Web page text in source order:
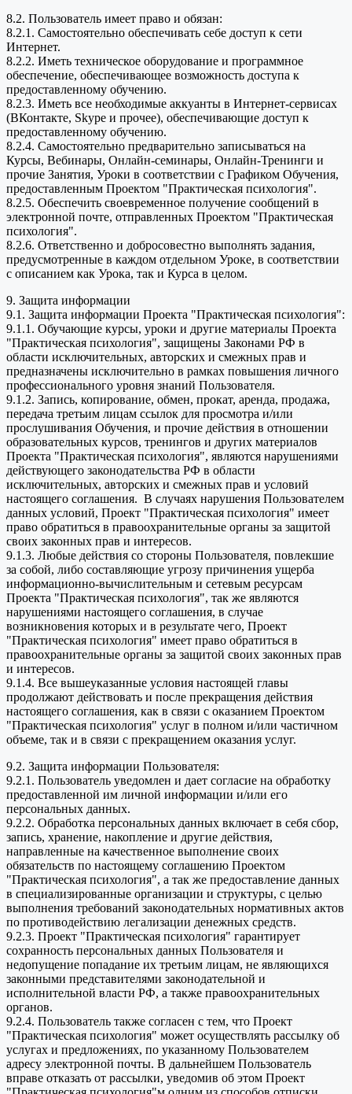
8.2. Пользователь имеет право и обязан:
8.2.1. Самостоятельно обеспечивать себе доступ к сети
Интернет.
8.2.2. Иметь техническое оборудование и программное
обеспечение, обеспечивающее возможность доступа к
предоставленному обучению.
8.2.3. Иметь все необходимые аккуанты в Интернет-сервисах
(ВКонтакте, Skype и прочее), обеспечивающие доступ к
предоставленному обучению.
8.2.4. Самостоятельно предварительно записываться на
Курсы, Вебинары, Онлайн-семинары, Онлайн-Тренинги и
прочие Занятия, Уроки в соответствии с Графиком Обучения,
предоставленным Проектом "Практическая психология".
8.2.5. Обеспечить своевременное получение сообщений в
электронной почте, отправленных Проектом "Практическая
психология".
8.2.6. Ответственно и добросовестно выполнять задания,
предусмотренные в каждом отдельном Уроке, в соответствии
с описанием как Урока, так и Курса в целом.
9. Защита информации
9.1. Защита информации Проекта "Практическая психология":
9.1.1. Обучающие курсы, уроки и другие материалы Проекта
"Практическая психология", защищены Законами РФ в
области исключительных, авторских и смежных прав и
предназначены исключительно в рамках повышения личного
профессионального уровня знаний Пользователя.
9.1.2. Запись, копирование, обмен, прокат, аренда, продажа,
передача третьим лицам ссылок для просмотра и/или
прослушивания Обучения, и прочие действия в отношении
образовательных курсов, тренингов и других материалов
Проекта "Практическая психология", являются нарушениями
действующего законодательства РФ в области
исключительных, авторских и смежных прав и условий
настоящего соглашения. В случаях нарушения Пользователем
данных условий, Проект "Практическая психология" имеет
право обратиться в правоохранительные органы за защитой
своих законных прав и интересов.
9.1.3. Любые действия со стороны Пользователя, повлекшие
за собой, либо составляющие угрозу причинения ущерба
информационно-вычислительным и сетевым ресурсам
Проекта "Практическая психология", так же являются
нарушениями настоящего соглашения, в случае
возникновения которых и в результате чего, Проект
"Практическая психология" имеет право обратиться в
правоохранительные органы за защитой своих законных прав
и интересов.
9.1.4. Все вышеуказанные условия настоящей главы
продолжают действовать и после прекращения действия
настоящего соглашения, как в связи с оказанием Проектом
"Практическая психология" услуг в полном и/или частичном
объеме, так и в связи с прекращением оказания услуг.
9.2. Защита информации Пользователя:
9.2.1. Пользователь уведомлен и дает согласие на обработку
предоставленной им личной информации и/или его
персональных данных.
9.2.2. Обработка персональных данных включает в себя сбор,
запись, хранение, накопление и другие действия,
направленные на качественное выполнение своих
обязательств по настоящему соглашению Проектом
"Практическая психология", а так же предоставление данных
в специализированные организации и структуры, с целью
выполнения требований законодательных нормативных актов
по противодействию легализации денежных средств.
9.2.3. Проект "Практическая психология" гарантирует
сохранность персональных данных Пользователя и
недопущение попадание их третьим лицам, не являющихся
законными представителями законодательной и
исполнительной власти РФ, а также правоохранительных
органов.
9.2.4. Пользователь также согласен с тем, что Проект
"Практическая психология" может осуществлять рассылку об
услугах и предложениях, по указанному Пользователем
адресу электронной почты. В дальнейшем Пользователь
вправе отказать от рассылки, уведомив об этом Проект